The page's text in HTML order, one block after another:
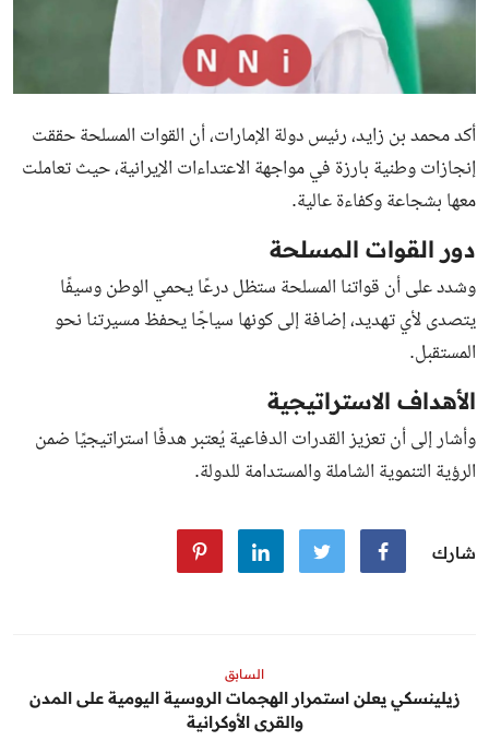
أكد محمد بن زايد، رئيس دولة الإمارات، أن القوات المسلحة حققت
إنجازات وطنية بارزة في مواجهة الاعتداءات الإيرانية، حيث تعاملت
معها بشجاعة وكفاءة عالية.
دور القوات المسلحة
وشدد على أن قواتنا المسلحة ستظل درعًا يحمي الوطن وسيفًا
يتصدى لأي تهديد، إضافة إلى كونها سياجًا يحفظ مسيرتنا نحو
المستقبل.
الأهداف الاستراتيجية
وأشار إلى أن تعزيز القدرات الدفاعية يُعتبر هدفًا استراتيجيًا ضمن
الرؤية التنموية الشاملة والمستدامة للدولة.
شارك
السابق
زيلينسكي يعلن استمرار الهجمات الروسية اليومية على المدن
والقرى الأوكرانية